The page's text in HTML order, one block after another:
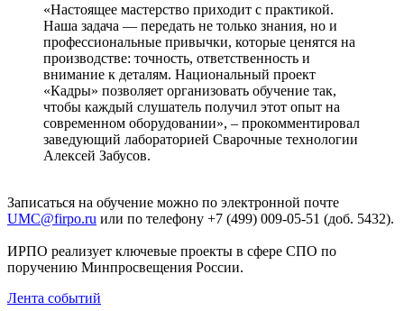
«Настоящее мастерство приходит с практикой.
Наша задача — передать не только знания, но и
профессиональные привычки, которые ценятся на
производстве: точность, ответственность и
внимание к деталям. Национальный проект
«Кадры» позволяет организовать обучение так,
чтобы каждый слушатель получил этот опыт на
современном оборудовании», – прокомментировал
заведующий лабораторией Сварочные технологии
Алексей Забусов.
Записаться на обучение можно по электронной почте
UMC@firpo.ru или по телефону +7 (499) 009-05-51 (доб. 5432).
ИРПО реализует ключевые проекты в сфере СПО по
поручению Минпросвещения России.
Лента событий